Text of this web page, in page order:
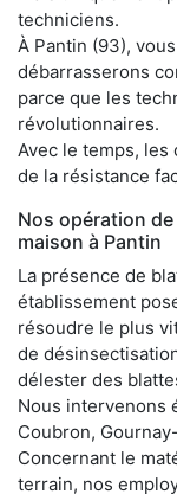
techniciens.
À Pantin (93),
débarrasserons
parce que les
révolutionnaires.
Avec le temps,
de la résistance
Nos opération
maison à Pantin
La présence de
établissement
résoudre le plus
de
délester des
Nous intervenons
Coubron,
Concernant le
terrain, nos